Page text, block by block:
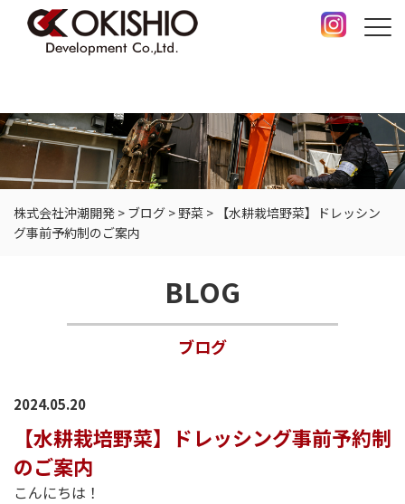
株式会社沖潮開発 > ブログ >野菜 > 【水耕栽培野菜】ドレッシン
グ事前予約制のご案内
BLOG
ブログ
2024.05.20
【水耕栽培野菜】ドレッシング事前予約制
のご案内
こんにちは！